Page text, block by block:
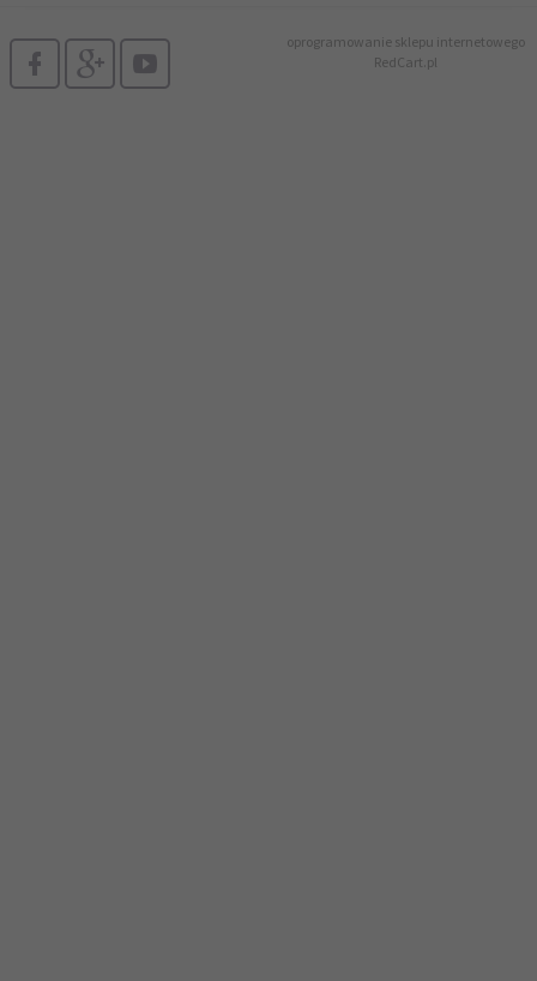
oprogramowanie sklepu internetowego
RedCart.pl